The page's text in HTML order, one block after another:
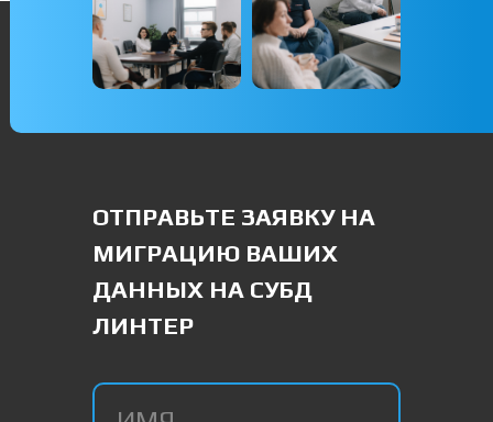
ОТПРАВЬТЕ ЗАЯВКУ НА
МИГРАЦИЮ ВАШИХ
ДАННЫХ НА СУБД
ЛИНТЕР